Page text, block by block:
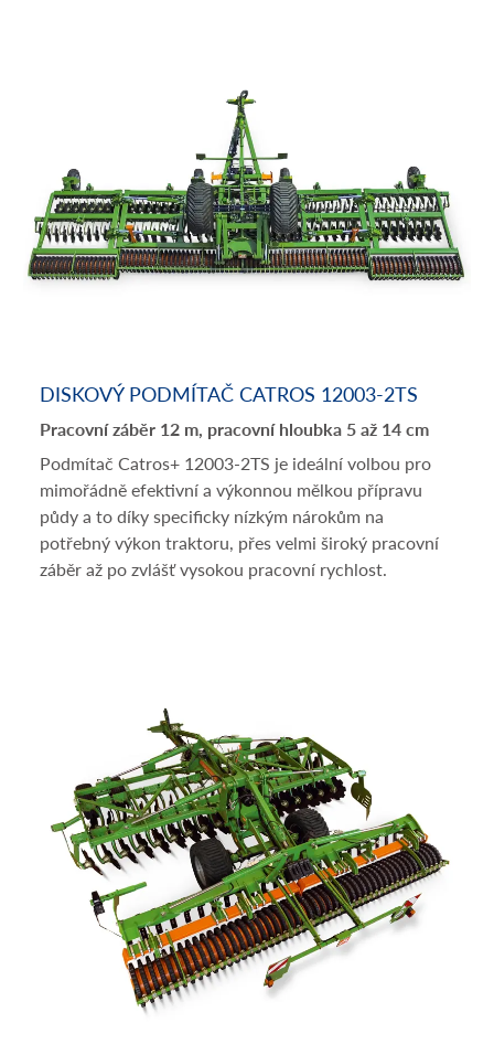
DISKOVÝ PODMÍTAČ CATROS 12003-2TS
Pracovní záběr 12 m, pracovní hloubka 5 až 14 cm
Podmítač Catros+ 12003-2TS je ideální volbou pro
mimořádně efektivní a výkonnou mělkou přípravu
půdy a to díky specificky nízkým nárokům na
potřebný výkon traktoru, přes velmi široký pracovní
záběr až po zvlášť vysokou pracovní rychlost.